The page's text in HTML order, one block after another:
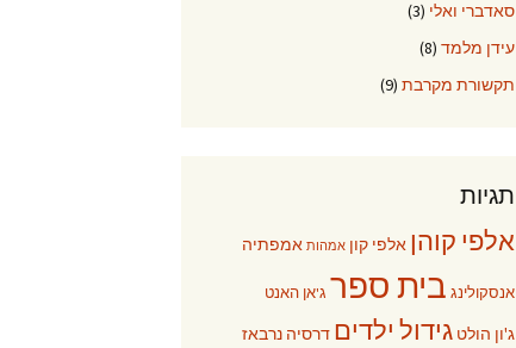
סאדברי ואלי (3)
עידן מלמד (8)
תקשורת מקרבת (9)
תגיות
אלפי קוהן אלפי קון אמהות אמפתיה
אנסקולינג בית ספר ג'אן האנט
ג'ון הולט גידול ילדים דרסיה נרבאז